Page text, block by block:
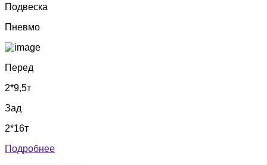
Подвеска
Пневмо
Перед
2*9,5т
Зад
2*16т
Подробнее